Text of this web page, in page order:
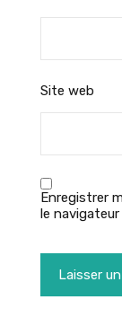
Site web
Enregistrer
le